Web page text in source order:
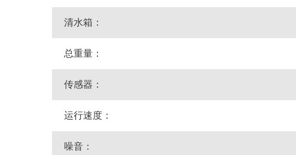
清水箱：
总重量：
传感器：
运行速度：
噪音：